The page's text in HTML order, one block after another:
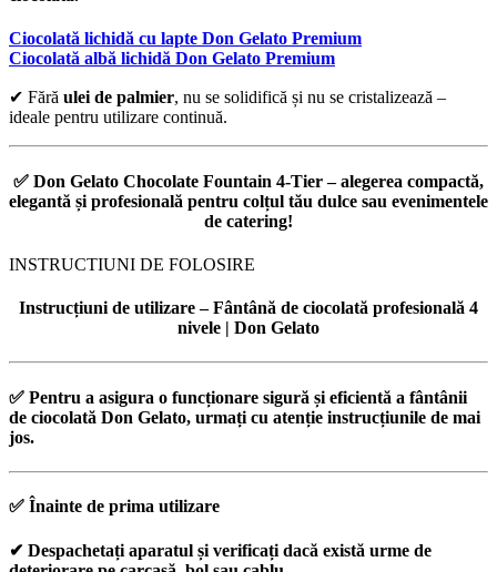
Ciocolată lichidă cu lapte Don Gelato Premium
Ciocolată albă lichidă Don Gelato Premium
✔ Fără ulei de palmier, nu se solidifică și nu se cristalizează –
ideale pentru utilizare continuă.
✅ Don Gelato Chocolate Fountain 4-Tier– alegerea compactă,
elegantă și profesională pentru colțul tău dulce sau evenimentele
de catering!
INSTRUCTIUNI DE FOLOSIRE
Instrucțiuni de utilizare – Fântână de ciocolată profesională 4
nivele | Don Gelato
✅ Pentru a asigura o funcționare sigură și eficientă a fântânii
de ciocolată Don Gelato, urmați cu atenție instrucțiunile de mai
jos.
✅ Înainte de prima utilizare
✔ Despachetați aparatul și verificați dacă există urme de